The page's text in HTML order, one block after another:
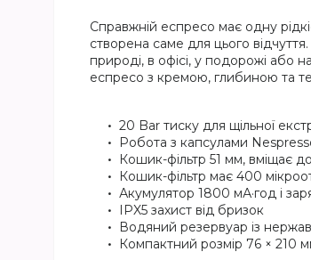
Справжній еспресо має одну
створена саме для цього
природі, в офісі, у подорожі або
еспресо з кремою, глибиною та
20 Bar тиску для щільної
Робота з капсулами
Кошик-фільтр 51 мм, вміщає
Кошик-фільтр має 400
Акумулятор 1800 мА·год і
IPX5 захист від бризок
Водяний резервуар із
Компактний розмір 76 × 210